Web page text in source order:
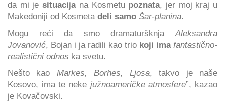
da mi je situacijana Kosmetu poznata, jer moj kraj u
Makedoniji od Kosmeta deli samo Šar-planina.
Mogu reći da smo dramaturšknja Aleksandra
Jovanović, Bojan i ja radili kao trio koji ima fantastično-
realistični odnos ka svetu.
Nešto kao Markes, Borhes, Ljosa, takvo je naše
Kosovo, ima te neke južnoameričke atmosfere”, kazao
je Kovačovski.